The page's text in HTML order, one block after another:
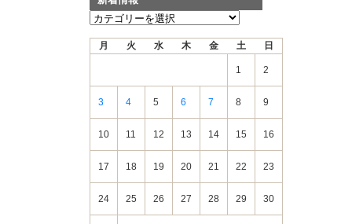
新
月 火 水 木 金 土 日
1 2
3 4 5 6 7 8 9
10 11 12 13 14 15 16
17 18 19 20 21 22 23
24 25 26 27 28 29 30